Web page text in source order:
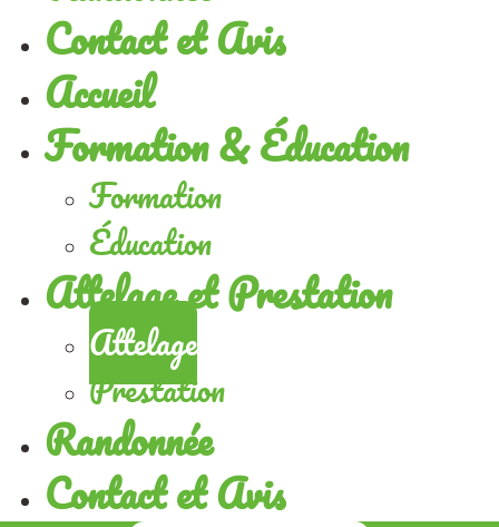
Contact et Avis
Accueil
Formation & Éducation
Formation
Éducation
Attelage et Prestation
Attelage
Prestation
Randonnée
Contact et Avis